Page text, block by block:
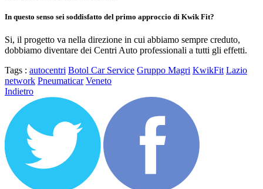
In questo senso sei soddisfatto del primo approccio di Kwik Fit?
Si, il progetto va nella direzione in cui abbiamo sempre creduto,
dobbiamo diventare dei Centri Auto professionali a tutti gli effetti.
Tags : autocentri Botol Car Service Gruppo Magri KwikFit Lazio
network Pneumaticar Veneto
Indietro